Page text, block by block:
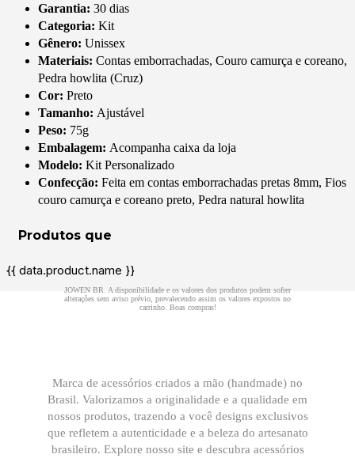
Garantia: 30 dias
Categoria: Kit
Gênero: Unissex
Materiais: Contas emborrachadas, Couro camurça e coreano,
Pedra howlita (Cruz)
Cor: Preto
Tamanho: Ajustável
Peso: 75g
Embalagem: Acompanha caixa da loja
Modelo: Kit Personalizado
Confecção: Feita em contas emborrachadas pretas 8mm, Fios
couro camurça e coreano preto, Pedra natural howlita
{{ data.product.name }}
Marca de acessórios criados a mão (handmade) no
Brasil. Valorizamos a originalidade e a qualidade em
nossos produtos, trazendo a você designs exclusivos
que refletem a autenticidade e a beleza do artesanato
brasileiro. Explore nosso site e descubra acessórios